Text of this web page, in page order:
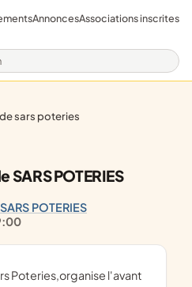
AnnoncesAssociations inscrites
sars poteries
SARS POTERIES
POTERIES